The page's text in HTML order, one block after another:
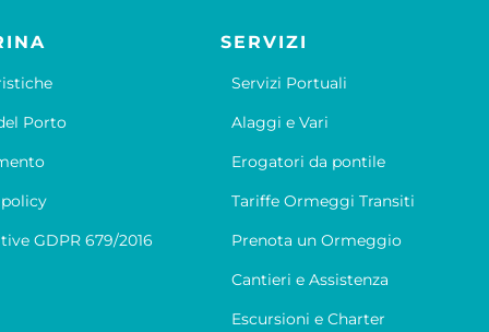
Porto
GDPR 679/2016
SERVIZI
Servizi Portuali
Alaggi e Vari
Erogatori da pontile
Tariffe Ormeggi Transiti
Prenota un Ormeggio
Cantieri e Assistenza
Escursioni e Charter